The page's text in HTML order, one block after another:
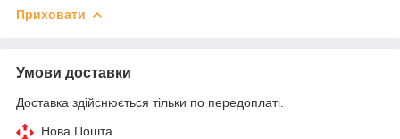
Приховати
Умови доставки
Доставка здійснюється тільки по передоплаті.
Нова Пошта